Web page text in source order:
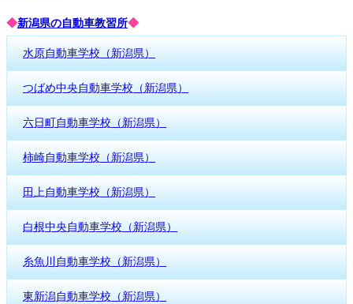
◆新潟県の自動車教習所◆
水原自動車学校（新潟県）
つばめ中央自動車学校（新潟県）
六日町自動車学校（新潟県）
柿崎自動車学校（新潟県）
田上自動車学校（新潟県）
白根中央自動車学校（新潟県）
糸魚川自動車学校（新潟県）
東新潟自動車学校（新潟県）